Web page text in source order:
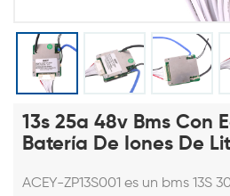
13s 25a 48v Bms Con
Batería De Iones De
ACEY-ZP13S001 es un bms 13S